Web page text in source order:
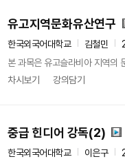
유고지역문화유산연구
한국외국어대학교 김철민
본 과목은 유고슬라비아 지역의
차시보기
강의담기
중급 힌디어 강독(2)
한국외국어대학교 이은구